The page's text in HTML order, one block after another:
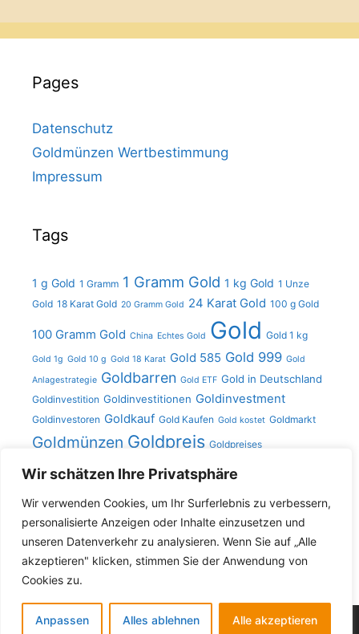
Wir schätzen Ihre Privatsphäre
Wir verwenden Cookies, um Ihr Surferlebnis zu verbessern,
personalisierte Anzeigen oder Inhalte einzusetzen und
unseren Datenverkehr zu analysieren. Wenn Sie auf „Alle
akzeptieren" klicken, stimmen Sie der Anwendung von
Cookies zu.
Anpassen Alles ablehnen Alle akzeptieren
Pages
Datenschutz
Goldmünzen Wertbestimmung
Impressum
Tags
1 g Gold 1 Gramm 1 Gramm Gold 1 kg Gold 1 Unze
Gold 18 Karat Gold 20 Gramm Gold 24 Karat Gold 100 g Gold
100 Gramm Gold China Echtes Gold Gold Gold 1 kg
Gold 1g Gold 10 g Gold 18 Karat Gold 585 Gold 999 Gold
Anlagestrategie Goldbarren Gold ETF Gold in Deutschland
Goldinvestition Goldinvestitionen Goldinvestment
Goldinvestoren Goldkauf Gold Kaufen Gold kostet Goldmarkt
Goldmünzen Goldpreis Goldpreises
Goldschmuck
Gold verkaufen Gramm
Search
for:
© 2026 Goldsammler • Built with GeneratePress